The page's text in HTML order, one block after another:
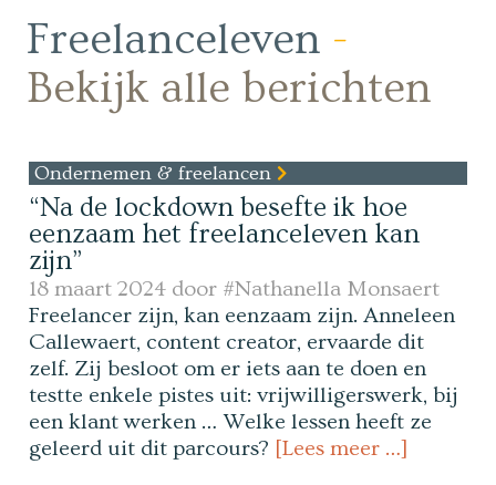
Freelanceleven -
Bekijk alle berichten
Ondernemen & freelancen
“Na de lockdown besefte ik hoe
eenzaam het freelanceleven kan
zijn”
18 maart 2024 door #Nathanella Monsaert
Freelancer zijn, kan eenzaam zijn. Anneleen
Callewaert, content creator, ervaarde dit
zelf. Zij besloot om er iets aan te doen en
testte enkele pistes uit: vrijwilligerswerk, bij
een klant werken … Welke lessen heeft ze
geleerd uit dit parcours? [Lees meer …]